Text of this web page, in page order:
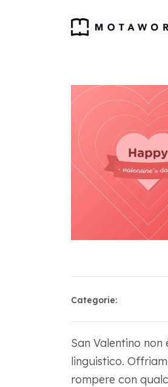
Categorie:
San Valentino
linguistico.
rompere con